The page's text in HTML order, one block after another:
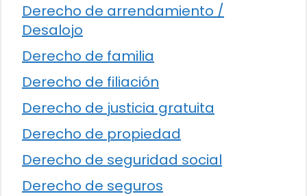
Derecho de arrendamiento /
Desalojo
Derecho de familia
Derecho de filiación
Derecho de justicia gratuita
Derecho de propiedad
Derecho de seguridad social
Derecho de seguros